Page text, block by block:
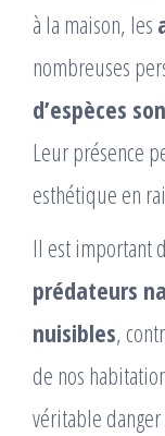
à la maison, les
nombreuses
d’espèces
Leur présence
esthétique en
Il est important
prédateurs
nuisibles,
de nos
véritable